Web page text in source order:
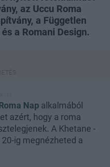
az Uccu Roma
a Független
a Romani Design.
Nap alkalmából
azért, hogy a roma
A Khetane -
ig megnézheted a